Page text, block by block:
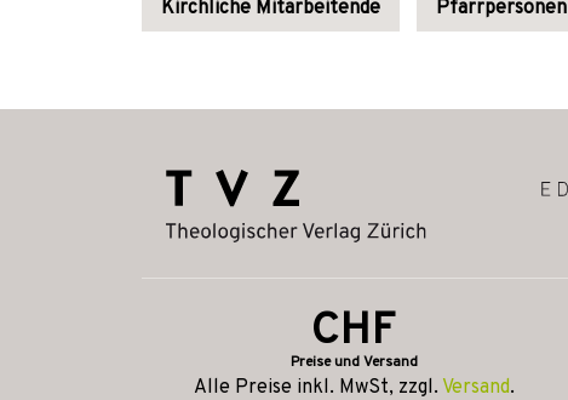
Kirchliche Mitarbeitende Pfarrpersonen
CHF
Preise und Versand
Alle Preise inkl. MwSt, zzgl. Versand.